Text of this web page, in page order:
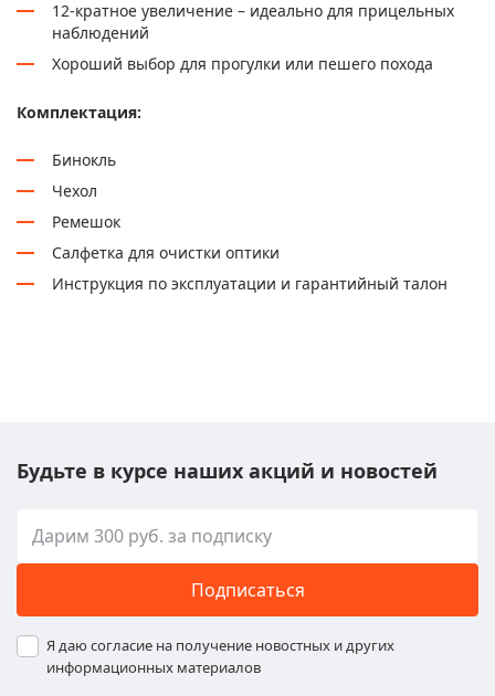
12-кратное увеличение – идеально для прицельных
наблюдений
Хороший выбор для прогулки или пешего похода
Комплектация:
Бинокль
Чехол
Ремешок
Салфетка для очистки оптики
Инструкция по эксплуатации и гарантийный талон
Будьте в курсе наших акций и новостей
Подписаться
Я даю согласие на получение новостных и других
информационных материалов